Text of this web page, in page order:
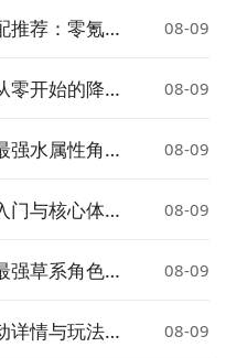
推荐：零氪也
08-09
零开始的降魔
08-09
强水属性角色
08-09
门与核心体验
08-09
强草系角色组
08-09
详情与玩法介
08-09